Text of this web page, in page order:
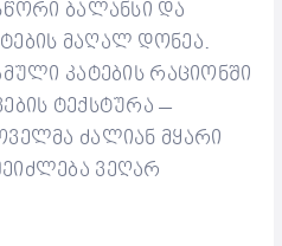
ი ბალანსი და
მაღალ დონეა.
კატების რაციონში
ტექსტურა –
ძალიან მყარი
ვეღარ